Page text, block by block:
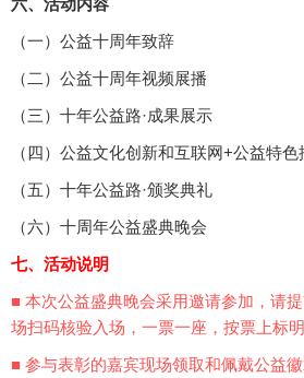
（一）公益十周年致辞
（二）公益十周年视频展播
（三）十年公益路·成果展示
（四）公益文化创新和互联网+公益特色
（五）十年公益路·颁奖典礼
（六）十周年公益盛典晚会
七、活动说明
■ 本次公益盛典晚会采用邀请参加，请
场扫码核验入场，一票一座，按票上标明
■ 参与表彰的嘉宾现场领取和佩戴公益徽